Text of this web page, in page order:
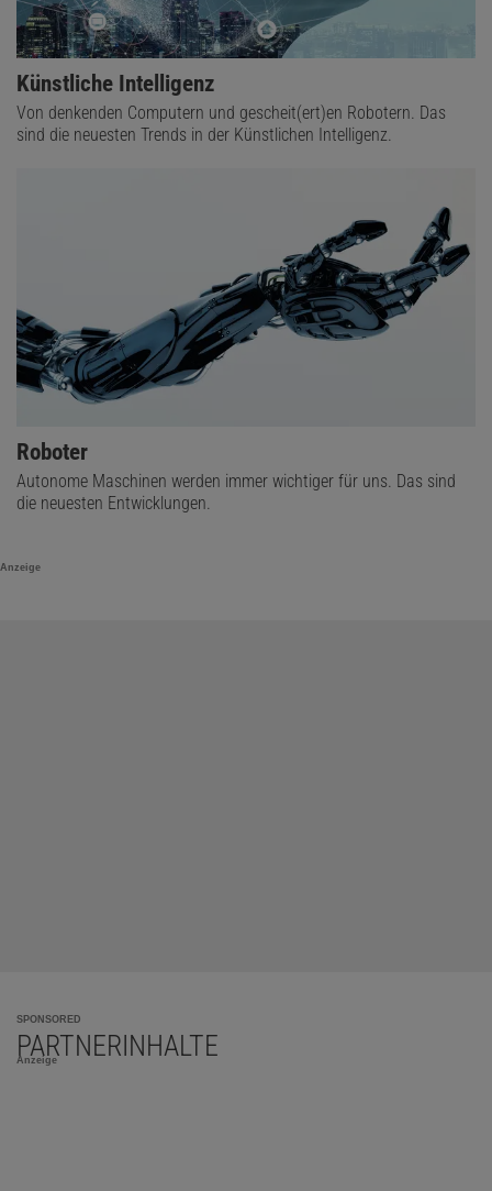
Künstliche Intelligenz
Von denkenden Computern und gescheit(ert)en Robotern. Das
sind die neuesten Trends in der Künstlichen Intelligenz.
Roboter
Autonome Maschinen werden immer wichtiger für uns. Das sind
die neuesten Entwicklungen.
Anzeige
SPONSORED
PARTNERINHALTE
Anzeige